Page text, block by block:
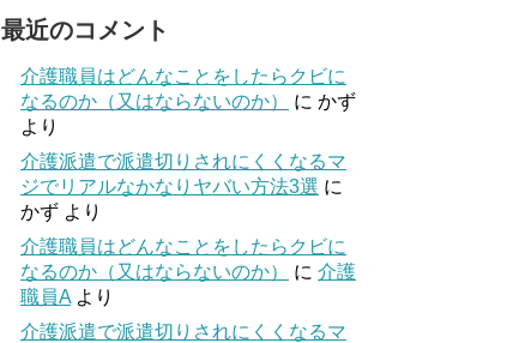
最近のコメント
介護職員はどんなことをしたらクビに
なるのか（又はならないのか）
に かず
より
介護派遣で派遣切りされにくくなるマ
ジでリアルなかなりヤバい方法3選 に
かず より
介護職員はどんなことをしたらクビに
なるのか（又はならないのか）
に 介護
職員A より
介護派遣で派遣切りされにくくなるマ